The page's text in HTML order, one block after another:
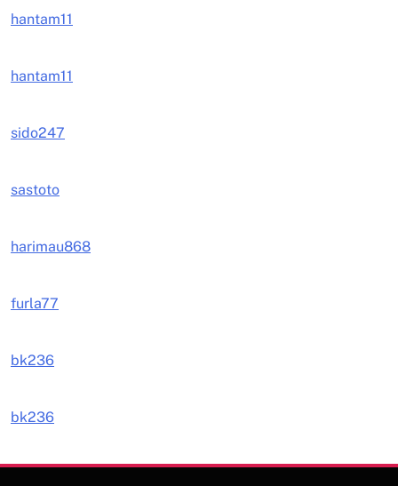
hantam11
hantam11
sido247
sastoto
harimau868
furla77
bk236
bk236